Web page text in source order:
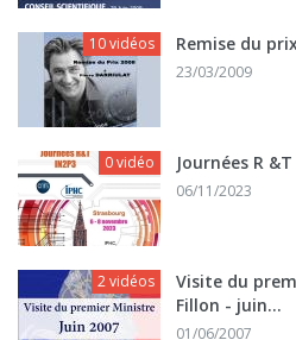
10 vidéos Remise du
23/03/2009
0 vidéo Journées R
06/11/2023
2 vidéos
Visite du
Fillon - juin...
01/06/2007